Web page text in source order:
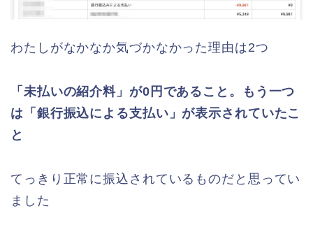
わたしがなかなか気づかなかった理由は2つ
「未払いの紹介料」が0円であること。もう一つ
は「銀行振込による支払い」が表示されていたこ
と
てっきり正常に振込されているものだと思ってい
ました